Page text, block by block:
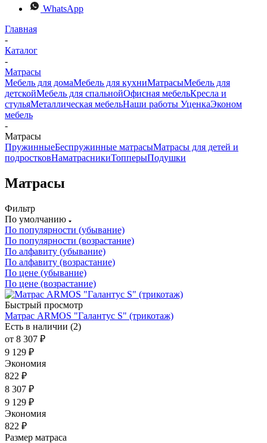
WhatsApp
Главная
-
Каталог
-
Матраcы
Мебель для домаМебель для кухниМатраcыМебель для
детскойМебель для спальнойОфисная мебельКресла и
стульяМеталлическая мебельНаши работы УценкаЭконом
мебель
-
Матрасы
ПружинныеБеспружинные матрасыМатрасы для детей и
подростковНаматрасникиТопперыПодушки
Матрасы
Фильтр
По умолчанию
По популярности (убывание)
По популярности (возрастание)
По алфавиту (убывание)
По алфавиту (возрастание)
По цене (убывание)
По цене (возрастание)
Быстрый просмотр
Матрас ARMOS "Галантус S" (трикотаж)
Есть в наличии (2)
от 8 307 ₽
9 129 ₽
Экономия
822 ₽
8 307 ₽
9 129 ₽
Экономия
822 ₽
Размер матраса